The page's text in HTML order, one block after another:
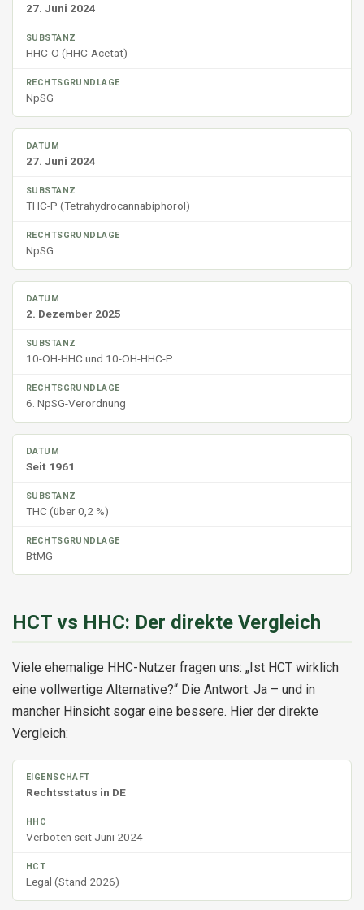
27. Juni 2024
HHC-O (HHC-Acetat)
NpSG
27. Juni 2024
THC-P (Tetrahydrocannabiphorol)
NpSG
2. Dezember 2025
10-OH-HHC und 10-OH-HHC-P
6. NpSG-Verordnung
Seit 1961
THC (über 0,2 %)
BtMG
HCT vs HHC: Der direkte Vergleich
Viele ehemalige HHC-Nutzer fragen uns: „Ist HCT wirklich
eine vollwertige Alternative?“ Die Antwort: Ja – und in
mancher Hinsicht sogar eine bessere. Hier der direkte
Vergleich:
Rechtsstatus in DE
Verboten seit Juni 2024
Legal (Stand 2026)